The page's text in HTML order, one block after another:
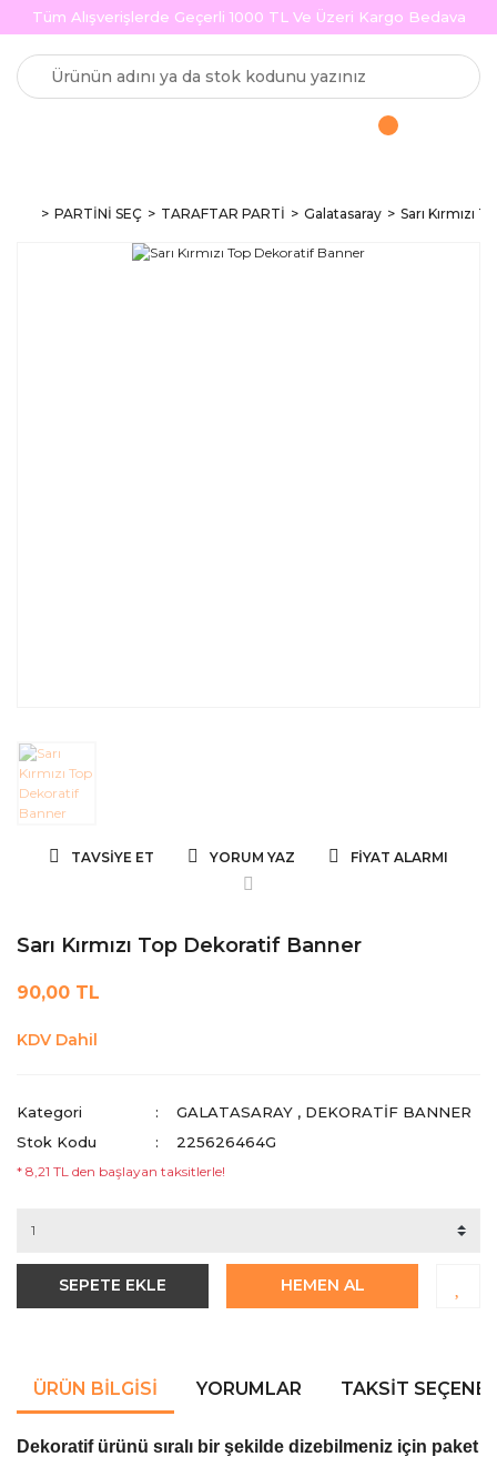
Tüm Alışverişlerde Geçerli 1000 TL Ve Üzeri Kargo Bedava
PARTİNİ SEÇ TARAFTAR PARTİ Galatasaray Sarı Kırmızı
TAVSIYE ET YORUM YAZ FIYAT ALARMI
Sarı Kırmızı Top Dekoratif Banner
90,00 TL
KDV Dahil
Kategori GALATASARAY , DEKORATIF BANNER
Stok Kodu
225626464G
* 8,21 TL den başlayan taksitlerle!
SEPETE EKLE HEMEN AL
ÜRÜN BILGISI YORUMLAR TAKSIT
Dekoratif ürünü sıralı bir şekilde dizebilmeniz için paket